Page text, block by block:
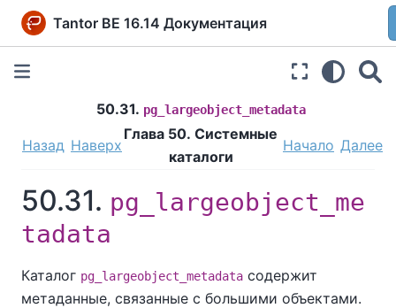
Tantor BE 16.14 Документация
50.31. pg_largeobject_metadata
Назад Наверх
Глава 50. Системные
каталоги
Начало Далее
50.31. pg_largeobject_me
tadata
Каталог pg_largeobject_metadata содержит
метаданные, связанные с большими объектами.